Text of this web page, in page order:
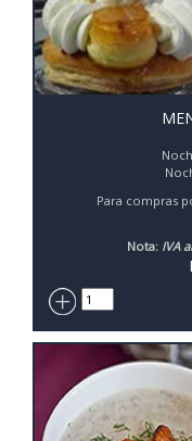
Para compras
Nota: IVA